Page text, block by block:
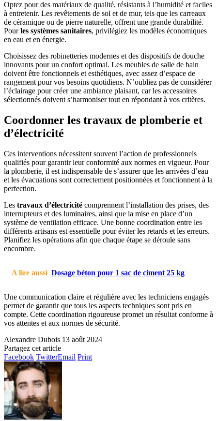
Optez pour des matériaux de qualité, résistants à l’humidité et faciles
à entretenir. Les revêtements de sol et de mur, tels que les carreaux
de céramique ou de pierre naturelle, offrent une grande durabilité.
Pourles systèmes sanitaires, privilégiez les modèles économiques
en eau et en énergie.
Choisissez des robinetteries modernes et des dispositifs de douche
innovants pour un confort optimal. Les meubles de salle de bain
doivent être fonctionnels et esthétiques, avec assez d’espace de
rangement pour vos besoins quotidiens. N’oubliez pas de considérer
l’éclairage pour créer une ambiance plaisant, car les accessoires
sélectionnés doivent s’harmoniser tout en répondant à vos critères.
Coordonner les travaux de plomberie et
d’électricité
Ces interventions nécessitent souvent l’action de professionnels
qualifiés pour garantir leur conformité aux normes en vigueur. Pour
la plomberie, il est indispensable de s’assurer que les arrivées d’eau
et les évacuations sont correctement positionnées et fonctionnent à la
perfection.
Les travaux d’électricité comprennent l’installation des prises, des
interrupteurs et des luminaires, ainsi que la mise en place d’un
système de ventilation efficace. Une bonne coordination entre les
différents artisans est essentielle pour éviter les retards et les erreurs.
Planifiez les opérations afin que chaque étape se déroule sans
encombre.
A lire aussi Dosage béton pour 1 sac de ciment 25 kg
Une communication claire et régulière avec les techniciens engagés
permet de garantir que tous les aspects techniques sont pris en
compte. Cette coordination rigoureuse promet un résultat conforme à
vos attentes et aux normes de sécurité.
Alexandre Dubois 13 août 2024
Partagez cet article
Facebook TwitterEmail Print